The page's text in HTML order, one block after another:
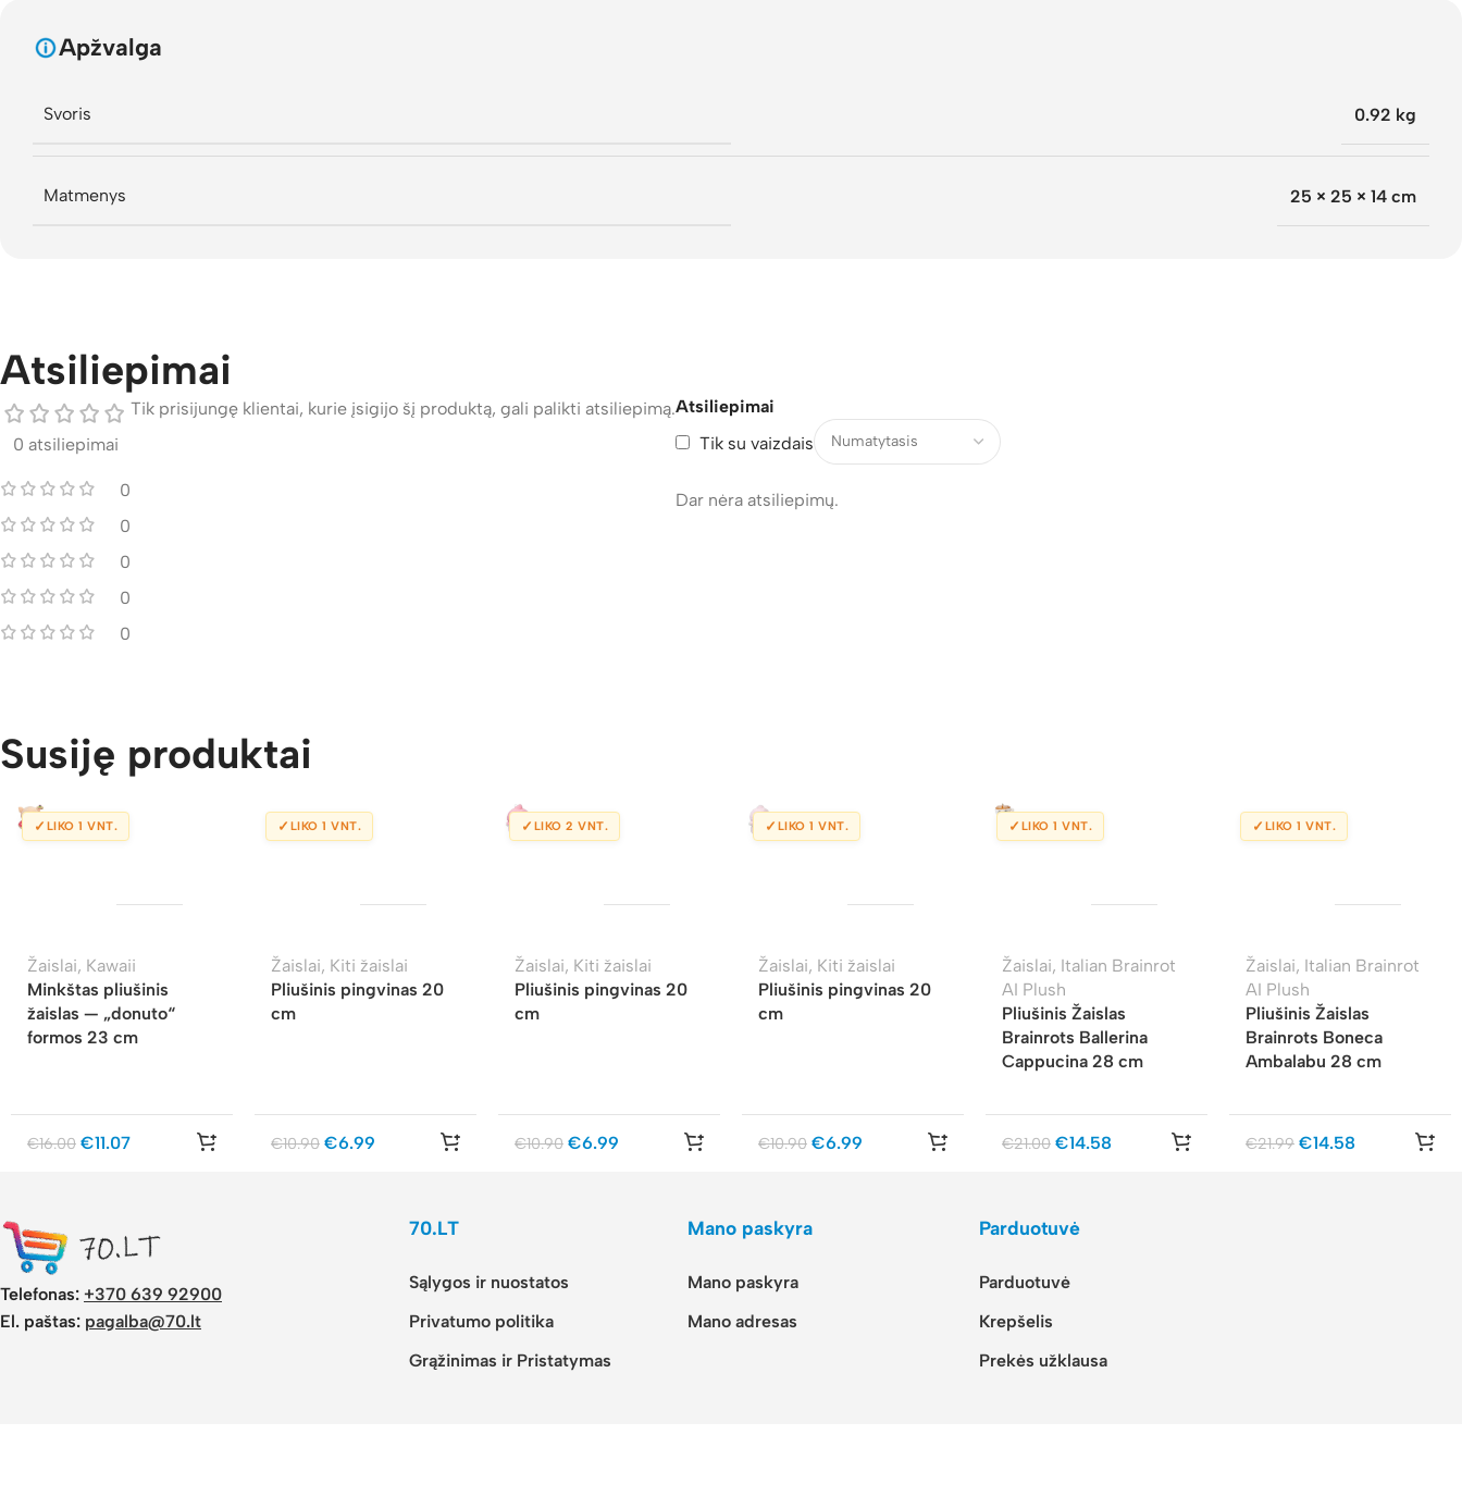
Apžvalga
Svoris 0.92 kg
Matmenys 25 × 25 × 14 cm
Atsiliepimai
0 atsiliepimai
0
0
0
0
0
Atsiliepimai
Tik su vaizdais
Dar nėra atsiliepimų.
Tik prisijungę klientai, kurie įsigijo šį produktą, gali palikti atsiliepimą.
Susiję produktai
✓ LIKO 1 VNT.
Žaislai, Kawaii
Minkštas pliušinis
žaislas — „donuto“
formos 23 cm
€16.00 €11.07
✓ LIKO 1 VNT.
Žaislai, Kiti žaislai
Pliušinis pingvinas 20
cm
€10.90 €6.99
✓ LIKO 2 VNT.
Žaislai, Kiti žaislai
Pliušinis pingvinas 20
cm
€10.90 €6.99
✓ LIKO 1 VNT.
Žaislai, Kiti žaislai
Pliušinis pingvinas 20
cm
€10.90 €6.99
✓ LIKO 1 VNT.
Žaislai, Italian Brainrot
AI Plush
Pliušinis Žaislas
Brainrots Ballerina
Cappucina 28 cm
€21.00 €14.58
✓ LIKO 1 VNT.
Žaislai, Italian Brainrot
AI Plush
Pliušinis Žaislas
Brainrots Boneca
Ambalabu 28 cm
€21.99 €14.58
Telefonas: +370 639 92900
El. paštas: pagalba@70.lt
70.LT
Sąlygos ir nuostatos
Privatumo politika
Grąžinimas ir Pristatymas
Mano paskyra
Mano paskyra
Mano adresas
Parduotuvė
Parduotuvė
Krepšelis
Prekės užklausa